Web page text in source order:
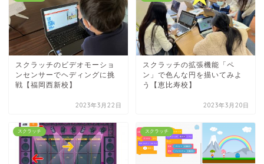
スクラッチのビデオモーショ
ンセンサーでヘディングに挑
戦【福岡西新校】
2023年3月22日
スクラッチの拡張機能「ペ
ン」で色んな円を描いてみよ
う【恵比寿校】
2023年3月20日
スクラッチ スクラッチ